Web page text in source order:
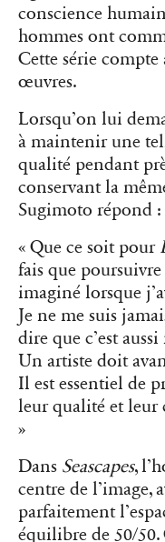
conscience
hommes ont
Cette série
œuvres.
Lorsqu’on lui
à maintenir une
qualité pendant
conservant la
Sugimoto répond :
« Que ce soit pour
fais que
imaginé lorsque
Je ne me suis
dire que c’est
Un artiste doit
Il est essentiel de
leur qualité et leur
»
Dans Seascapes,
centre de l’image,
parfaitement
équilibre de 50/